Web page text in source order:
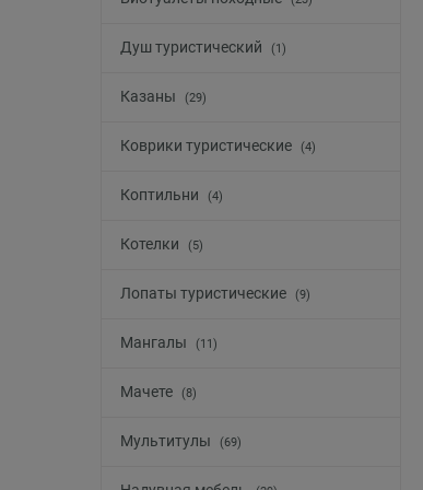
Душ туристический (1)
Казаны (29)
Коврики туристические (4)
Коптильни (4)
Котелки (5)
Лопаты туристические (9)
Мангалы (11)
Мачете (8)
Мультитулы (69)